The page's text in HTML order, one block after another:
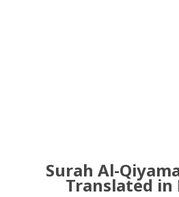
Surah Al-
Translated in